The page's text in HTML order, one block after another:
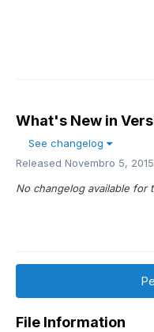
What's New in
See changelog
Released Novembro 5, 2015
No changelog available for
File Information